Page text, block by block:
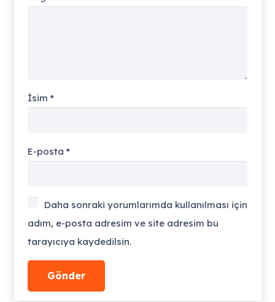
İsim *
E-posta *
Daha sonraki yorumlarımda kullanılması için
adım, e-posta adresim ve site adresim bu
tarayıcıya kaydedilsin.